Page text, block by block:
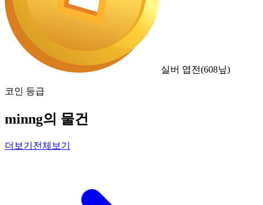
실버 엽전(608닢)
코인 등급
minng의 물건
더보기 전체보기